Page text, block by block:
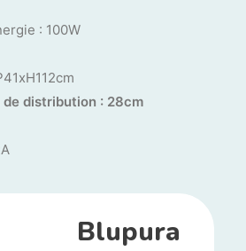
: 100W
de distribution : 28cm
Blupura